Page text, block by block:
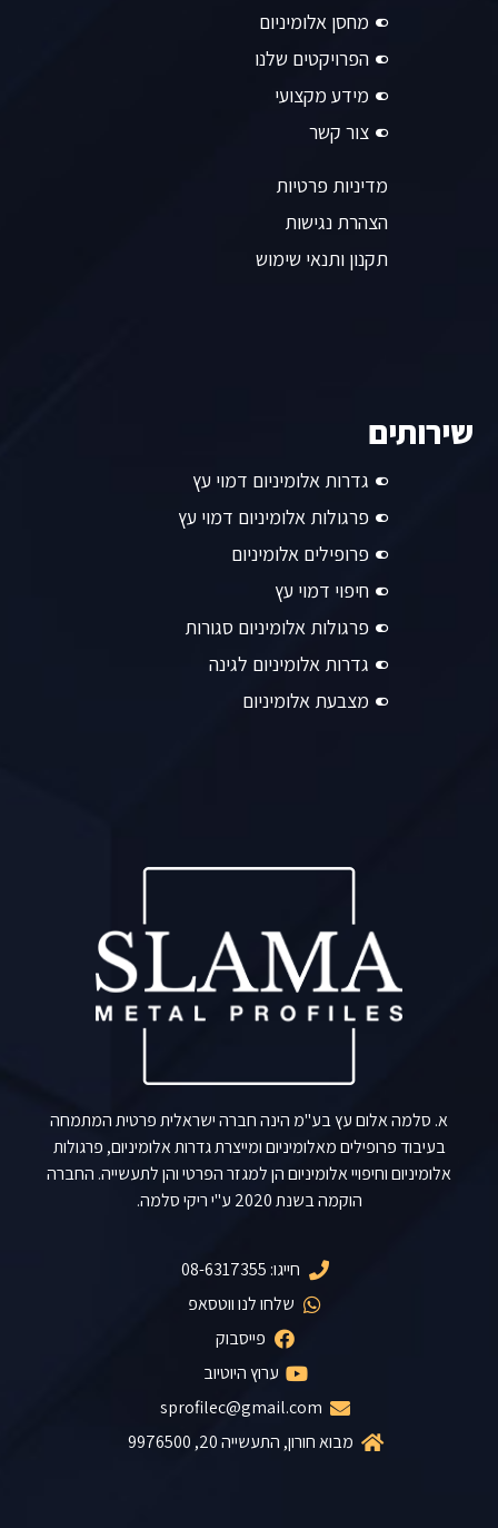
א. סלמה אלום עץ בע"מ הינה חברה ישראלית פרטית המתמחה
בעיבוד פרופילים מאלומיניום ומייצרת גדרות אלומיניום, פרגולות
אלומיניום וחיפויי אלומיניום הן למגזר הפרטי והן לתעשייה. החברה
הוקמה בשנת 2020 ע"י ריקי סלמה.
חייגו: 08-6317355
שלחו לנו ווטסאפ
פייסבוק
ערוץ היוטיוב
sprofilec@gmail.com
מבוא חורון, התעשייה 20, 9976500
שירותים
גדרות אלומיניום דמוי עץ
פרגולות אלומיניום דמוי עץ
פרופילים אלומיניום
חיפוי דמוי עץ
פרגולות אלומיניום סגורות
גדרות אלומיניום לגינה
מצבעת אלומיניום
מחסן אלומיניום
הפרויקטים שלנו
מידע מקצועי
צור קשר
מדיניות פרטיות
הצהרת נגישות
תקנון ותנאי שימוש